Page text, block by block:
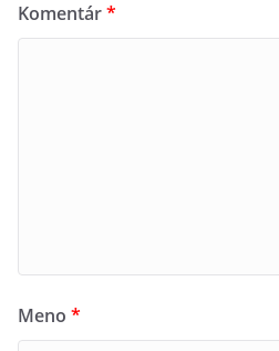
Komentár*
Meno *